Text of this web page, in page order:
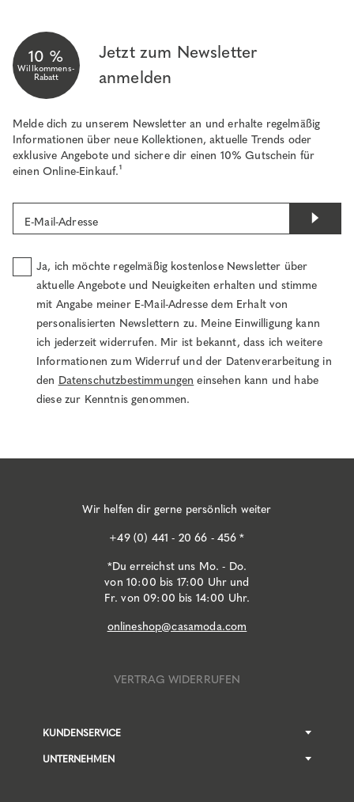
10 %
Willkommens-
Rabatt
Jetzt zum Newsletter
anmelden
Melde dich zu unserem Newsletter an und erhalte regelmäßig
Informationen über neue Kollektionen, aktuelle Trends oder
exklusive Angebote und sichere dir einen 10% Gutschein für
einen Online-Einkauf.¹
E-Mail-Adresse
Ja, ich möchte regelmäßig kostenlose Newsletter über
aktuelle Angebote und Neuigkeiten erhalten und stimme
mit Angabe meiner E-Mail-Adresse dem Erhalt von
personalisierten Newslettern zu. Meine Einwilligung kann
ich jederzeit widerrufen. Mir ist bekannt, dass ich weitere
Informationen zum Widerruf und der Datenverarbeitung in
den Datenschutzbestimmungen einsehen kann und habe
diese zur Kenntnis genommen.
Wir helfen dir gerne persönlich weiter
+49 (0) 441 - 20 66 - 456 *
*Du erreichst uns Mo. - Do.
von 10:00 bis 17:00 Uhr und
Fr. von 09:00 bis 14:00 Uhr.
onlineshop@casamoda.com
VERTRAG WIDERRUFEN
KUNDENSERVICE
UNTERNEHMEN